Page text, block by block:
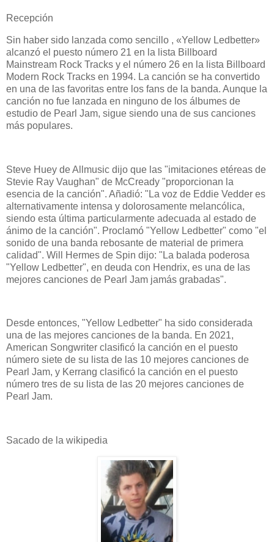
Recepción
Sin haber sido lanzada como sencillo , «Yellow Ledbetter»
alcanzó el puesto número 21 en la lista Billboard
Mainstream Rock Tracks y el número 26 en la lista Billboard
Modern Rock Tracks en 1994. La canción se ha convertido
en una de las favoritas entre los fans de la banda. Aunque la
canción no fue lanzada en ninguno de los álbumes de
estudio de Pearl Jam, sigue siendo una de sus canciones
más populares.
Steve Huey de Allmusic dijo que las "imitaciones etéreas de
Stevie Ray Vaughan" de McCready "proporcionan la
esencia de la canción". Añadió: "La voz de Eddie Vedder es
alternativamente intensa y dolorosamente melancólica,
siendo esta última particularmente adecuada al estado de
ánimo de la canción". Proclamó "Yellow Ledbetter" como "el
sonido de una banda rebosante de material de primera
calidad". Will Hermes de Spin dijo: "La balada poderosa
"Yellow Ledbetter", en deuda con Hendrix, es una de las
mejores canciones de Pearl Jam jamás grabadas".
Desde entonces, "Yellow Ledbetter" ha sido considerada
una de las mejores canciones de la banda. En 2021,
American Songwriter clasificó la canción en el puesto
número siete de su lista de las 10 mejores canciones de
Pearl Jam, y Kerrang clasificó la canción en el puesto
número tres de su lista de las 20 mejores canciones de
Pearl Jam.
Sacado de la wikipedia